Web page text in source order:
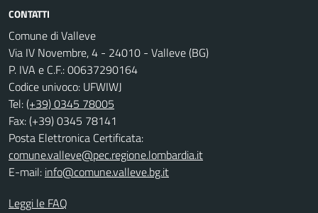
CONTATTI
Comune di Valleve
Via IV Novembre, 4 - 24010 - Valleve (BG)
P. IVA e C.F.: 00637290164
Codice univoco: UFWIWJ
Tel:(+39) 0345 78005
Fax: (+39) 0345 78141
Posta Elettronica Certificata:
comune.valleve@pec.regione.lombardia.it
E-mail: info@comune.valleve.bg.it
Leggi le FAQ